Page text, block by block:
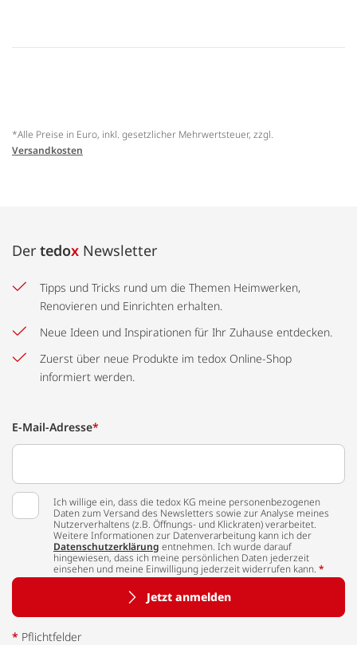
*Alle Preise in Euro, inkl. gesetzlicher Mehrwertsteuer, zzgl.
Versandkosten
Der tedox Newsletter
Tipps und Tricks rund um die Themen Heimwerken,
Renovieren und Einrichten erhalten.
Neue Ideen und Inspirationen für Ihr Zuhause entdecken.
Zuerst über neue Produkte im tedox Online-Shop
informiert werden.
E-Mail-Adresse*
Ich willige ein, dass die tedox KG meine personenbezogenen
Daten zum Versand des Newsletters sowie zur Analyse meines
Nutzerverhaltens (z.B. Öffnungs- und Klickraten) verarbeitet.
Weitere Informationen zur Datenverarbeitung kann ich der
Datenschutzerklärung entnehmen. Ich wurde darauf
hingewiesen, dass ich meine persönlichen Daten jederzeit
einsehen und meine Einwilligung jederzeit widerrufen kann. *
Jetzt anmelden
* Pflichtfelder